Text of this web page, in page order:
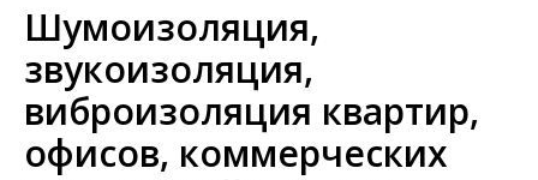
Шумоизоляция,
звукоизоляция,
виброизоляция квартир,
офисов, коммерческих